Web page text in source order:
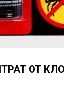
ОТ